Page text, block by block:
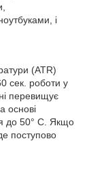
і
(ATR)
сек. роботи у
перевищує
основі
до 50° C. Якщо
поступово